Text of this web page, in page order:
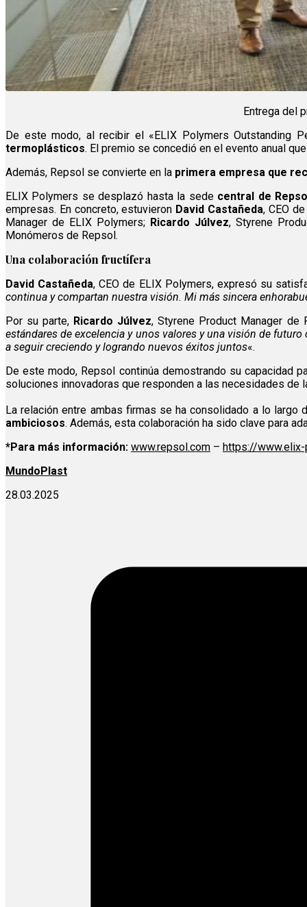
Entrega del
De este modo, al recibir el «ELIX Polymers Outstanding
termoplásticos. El premio se concedió en el evento anual
Además, Repsol se convierte en la primera empresa que
ELIX Polymers se desplazó hasta la sede central de
empresas. En concreto, estuvieron David Castañeda, CEO
Manager de ELIX Polymers; Ricardo Júlvez, Styrene
Monómeros de Repsol.
Una colaboración fructífera
David Castañeda, CEO de ELIX Polymers, expresó su
continua y compartan nuestra visión. Mi más sincera
Por su parte, Ricardo Júlvez, Styrene Product Manager de
estándares de excelencia y unos valores y una visión de
a seguir creciendo y logrando nuevos éxitos juntos«.
De este modo, Repsol continúa demostrando su capacidad
soluciones innovadoras que responden a las necesidades de
La relación entre ambas firmas se ha consolidado a lo
ambiciosos. Además, esta colaboración ha sido clave para
*Para más información: www.repsol.com – https://
MundoPlast
28.03.2025